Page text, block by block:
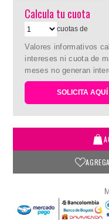
Calcula tu cuota
cuotas de
Valores informativos
intereses ni cuota de
meses no generan
SOLICITA